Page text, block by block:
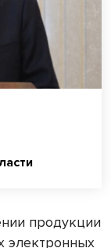
продукции
электронных